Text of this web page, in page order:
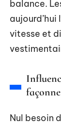
balance.
vitesse et
Nul besoin